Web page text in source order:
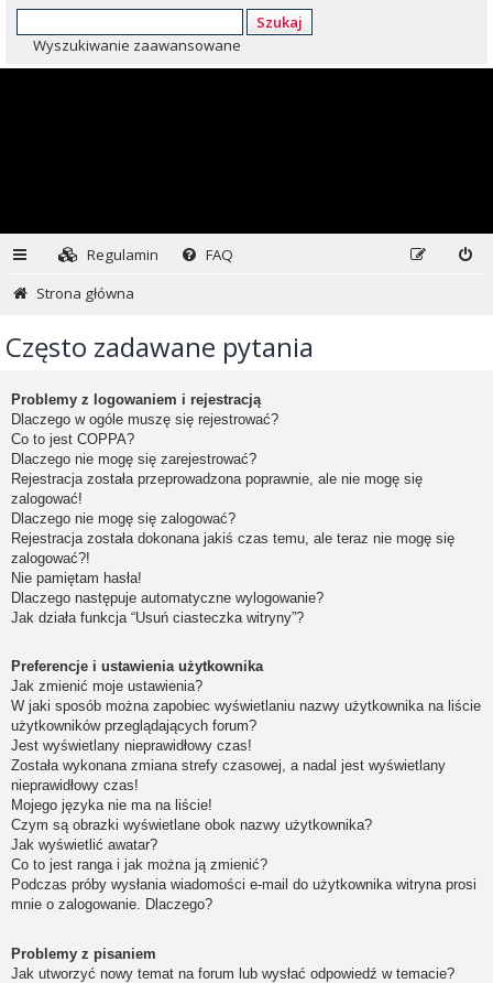
Szukaj
Wyszukiwanie zaawansowane
Regulamin
FAQ
Strona główna
Często zadawane pytania
Problemy z logowaniem i rejestracją
Dlaczego w ogóle muszę się rejestrować?
Co to jest COPPA?
Dlaczego nie mogę się zarejestrować?
Rejestracja została przeprowadzona poprawnie, ale nie mogę się
zalogować!
Dlaczego nie mogę się zalogować?
Rejestracja została dokonana jakiś czas temu, ale teraz nie mogę się
zalogować?!
Nie pamiętam hasła!
Dlaczego następuje automatyczne wylogowanie?
Jak działa funkcja “Usuń ciasteczka witryny”?
Preferencje i ustawienia użytkownika
Jak zmienić moje ustawienia?
W jaki sposób można zapobiec wyświetlaniu nazwy użytkownika na liście
użytkowników przeglądających forum?
Jest wyświetlany nieprawidłowy czas!
Została wykonana zmiana strefy czasowej, a nadal jest wyświetlany
nieprawidłowy czas!
Mojego języka nie ma na liście!
Czym są obrazki wyświetlane obok nazwy użytkownika?
Jak wyświetlić awatar?
Co to jest ranga i jak można ją zmienić?
Podczas próby wysłania wiadomości e-mail do użytkownika witryna prosi
mnie o zalogowanie. Dlaczego?
Problemy z pisaniem
Jak utworzyć nowy temat na forum lub wysłać odpowiedź w temacie?